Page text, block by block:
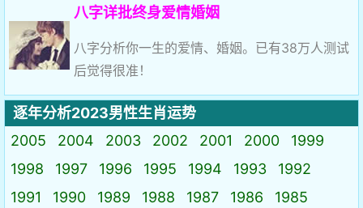
八字详批终身爱情婚姻
八字分析你一生的爱情、婚姻。已有38万人测试
后觉得很准！
逐年分析2023男性生肖运势
2005
2004 2003 2002 2001 2000
1999
1998
1997 1996 1995 1994 1993
1992
1991
1990 1989 1988 1987 1986
1985